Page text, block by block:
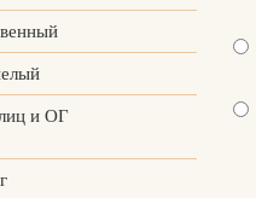
и ОГ